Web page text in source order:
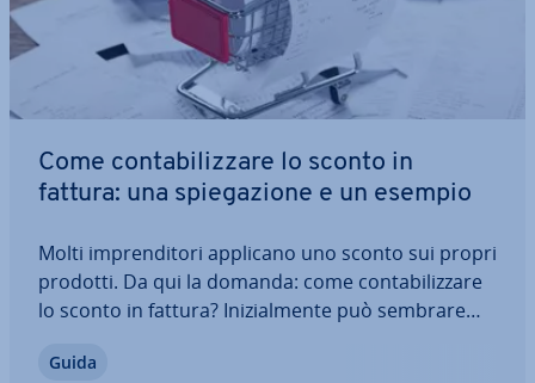
Come con­ta­bi­liz­za­re lo sconto in
fattura: una spie­ga­zio­ne e un esempio
Molti im­pren­di­to­ri applicano uno sconto sui propri
prodotti. Da qui la domanda: come con­ta­bi­liz­za­re
lo sconto in fattura? Ini­zial­men­te può sembrare
registra uno sconto, il gioco è fatto. E con l’IVA
Guida